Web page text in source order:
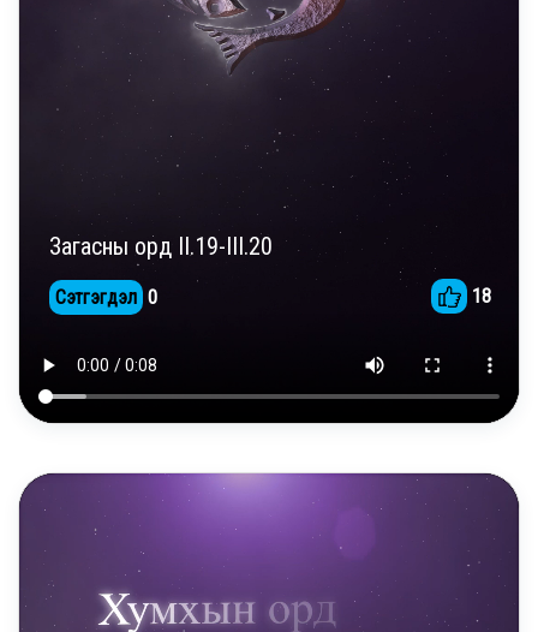
Загасны орд II.19-III.20
Сэтгэгдэл 0 18
DAILY REELS